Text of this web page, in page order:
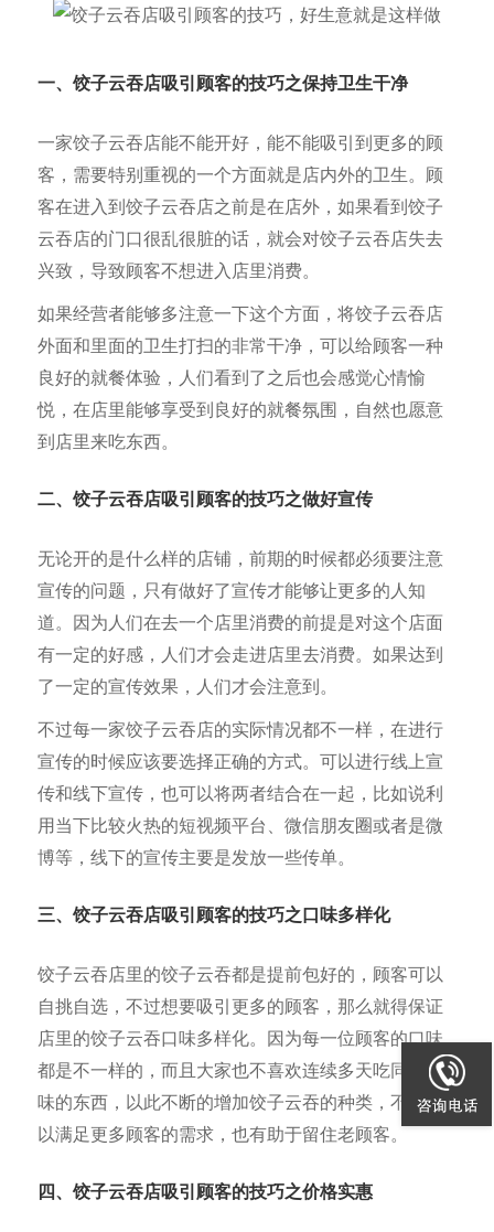
一、饺子云吞店吸引 顾客的技巧之保持卫生干净
一家饺子云吞店能不能开好，能不能吸引到更多的顾
客，需要特别重视的一个方面就是店内外的卫生。顾
客在进入到饺子云吞店之前是在店外，如果看到饺子
云吞店的门口很乱很脏的话，就会对饺子云吞店失去
兴致，导致顾客不想进入店里消费。
如果经营者能够多注意一下这个方面，将饺子云吞店
外面和里面的卫生打扫的非常干净，可以给顾客一种
良好的就餐体验，人们看到了之后也会感觉心情愉
悦，在店里能够享受到良好的就餐氛围，自然也愿意
到店里来吃东西。
二、饺子云吞店吸引顾客的技巧之做好宣传
无论开的是什么样的店铺，前期的时候都必须要注意
宣传的问题，只有做好了宣传才能够让更多的人知
道。因为人们在去一个店里消费的前提是对这个店面
有一定的好感，人们才会走进店里去消费。如果达到
了一定的宣传效果，人们才会注意到。
不过每一家饺子云吞店的实际情况都不一样，在进行
宣传的时候应该要选择正确的方式。可以进行线上宣
传和线下宣传，也可以将两者结合在一起，比如说利
用当下比较火热的短视频平台、微信朋友圈或者是微
博等，线下的宣传主要是发放一些传单。
三、饺子云吞店吸引顾客的技巧之口味多样化
饺子云吞店里的饺子云吞都是提前包好的，顾客可以
自挑自选，不过想要吸引更多的顾客，那么就得保证
店里的饺子云吞口味多样化。因为每一位顾客的口味
都是不一样的，而且大家也不喜欢连续多天吃同样口
味的东西，以此不断的增加饺子云吞的种类，不仅可
以满足更多顾客的需求，也有助于留住老顾客。
四、饺子云吞店吸引顾客的技巧之价格实惠